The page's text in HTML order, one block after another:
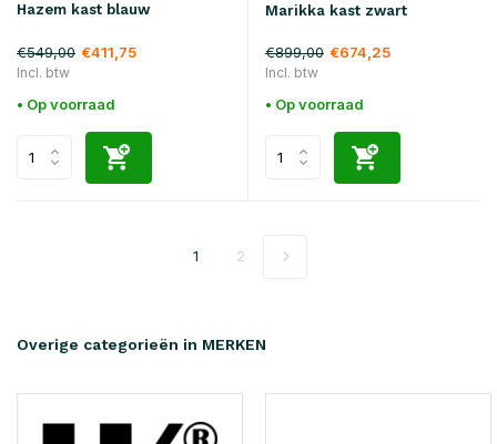
Hazem kast blauw
€549,00 €411,75
Incl. btw
• Op voorraad
Marikka kast zwart
€899,00 €674,25
Incl. btw
• Op voorraad
1 2
Overige categorieën in MERKEN